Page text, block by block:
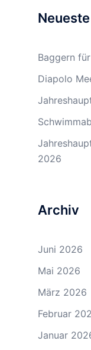
Baggern
Diapolo
2026
Archiv
Juni 2026
Mai 2026
März 2026
Februar
Januar